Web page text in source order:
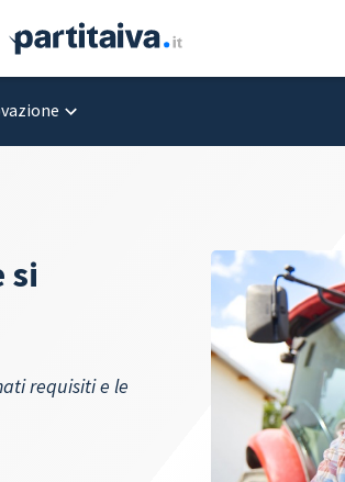
si
requisiti e le